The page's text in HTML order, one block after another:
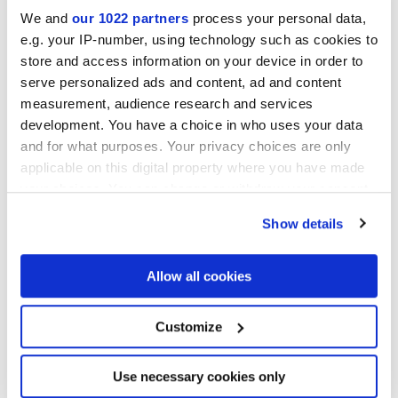
We and our 1022 partners process your personal data,
e.g. your IP-number, using technology such as cookies to
store and access information on your device in order to
serve personalized ads and content, ad and content
measurement, audience research and services
development. You have a choice in who uses your data
and for what purposes. Your privacy choices are only
applicable on this digital property where you have made
your choices. You can change or withdraw your consent
If you allow, we would also like to:
Collect information about your geographical
location which can be accurate to within several
Identify your device by actively scanning it for
specific characteristics (fingerprinting)
Find out more about how your personal data is processed
and set your preferences in thedetails section.
Show details
Allow all cookies
Customize
Use necessary cookies only